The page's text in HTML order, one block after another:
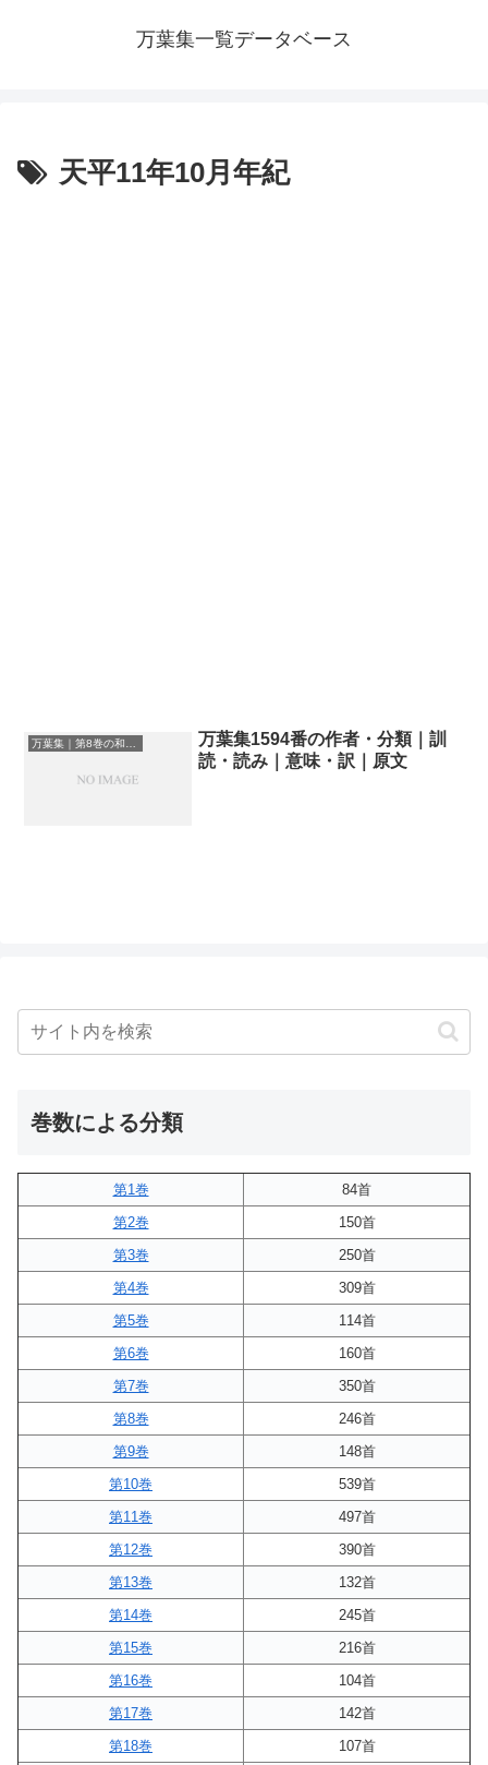
万葉集一覧データベース
天平11年10月年紀
万葉集1594番の作者・分類｜訓
読・読み｜意味・訳｜原文
巻数による分類
第1巻
84首
第2巻
150首
第3巻
250首
第4巻
309首
第5巻
114首
第6巻
160首
第7巻
350首
第8巻
246首
第9巻
148首
第10巻
539首
第11巻
497首
第12巻
390首
第13巻
132首
第14巻
245首
第15巻
216首
第16巻
104首
第17巻
142首
第18巻
107首